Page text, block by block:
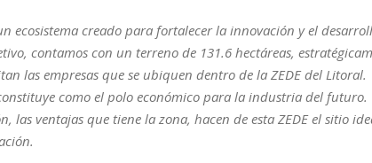
ecosistema creado para fortalecer la innovación y el
contamos con un terreno de 131.6 hectáreas,
las empresas que se ubiquen dentro de la ZEDE del Litoral.
como el polo económico para la industria del futuro.
las ventajas que tiene la zona, hacen de esta ZEDE el sitio